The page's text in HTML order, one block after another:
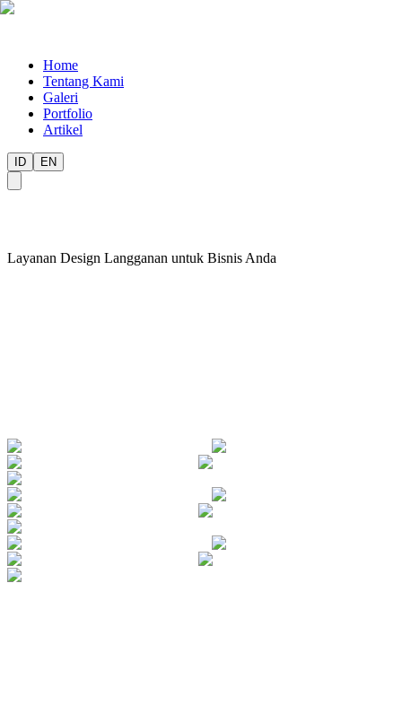
Home
Tentang Kami
Galeri
Portfolio
Artikel
ID EN
Layanan Design Langganan untuk Bisnis Anda